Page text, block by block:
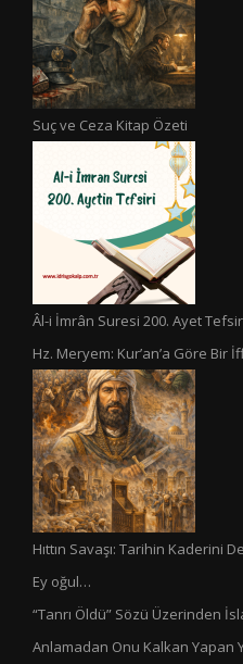
Suç ve Ceza Kitap Özeti
Âl-i İmrân Suresi 200. Ayet
Hz. Meryem: Kur’an’a Göre Bir
Hıttın Savaşı: Tarihin Kaderini
Ey oğul…
“Tanrı Öldü” Sözü Üzerinden
Anlamadan Onu Kalkan Yapan